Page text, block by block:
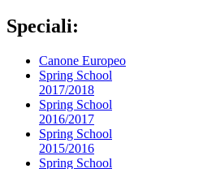
Speciali:
Canone Europeo
Spring School
2017/2018
Spring School
2016/2017
Spring School
2015/2016
Spring School